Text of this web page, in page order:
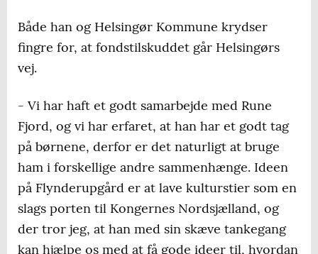
Både han og Helsingør Kommune krydser
fingre for, at fondstilskuddet går Helsingørs
vej.
- Vi har haft et godt samarbejde med Rune
Fjord, og vi har erfaret, at han har et godt tag
på børnene, derfor er det naturligt at bruge
ham i forskellige andre sammenhænge. Ideen
på Flynderupgård er at lave kulturstier som en
slags porten til Kongernes Nordsjælland, og
der tror jeg, at han med sin skæve tankegang
kan hjælpe os med at få gode ideer til, hvordan